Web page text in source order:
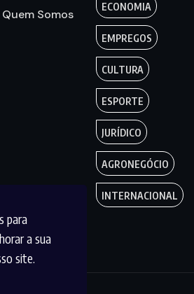
para
a sua
site.
Quem Somos
ECONOMIA
EMPREGOS
CULTURA
ESPORTE
JURÍDICO
AGRONEGÓCIO
INTERNACIONAL